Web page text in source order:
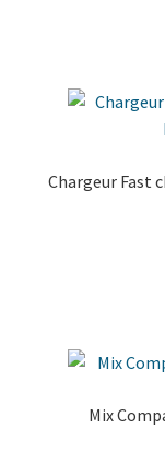
Chargeur Fast
Mix